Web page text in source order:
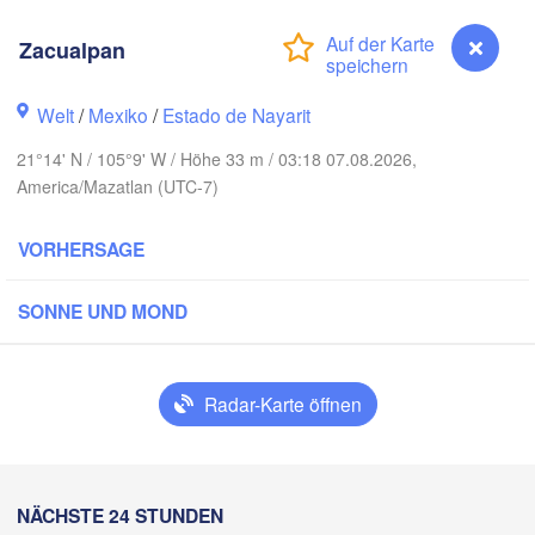
Zacualpan
Welt/Mexiko /Estado de Nayarit
21°14' N / 105°9' W / Höhe 33 m / 03:18 07.08.2026,
America/Mazatlan (UTC-7)
VORHERSAGE
SONNE UND MOND
Radar-Karte öffnen
NÄCHSTE 24 STUNDEN
Culiacán
Los Mochis
Hidalgo
del Parral
Mazatlán
Piedras